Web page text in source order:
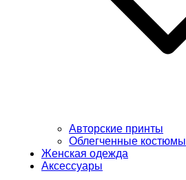
Авторские принты
Облегченные костюмы
Женская одежда
Аксессуары